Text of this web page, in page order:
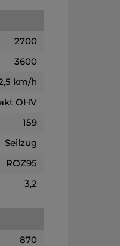
2700
3600
km/h
OHV
159
Seilzug
ROZ95
3,2
870